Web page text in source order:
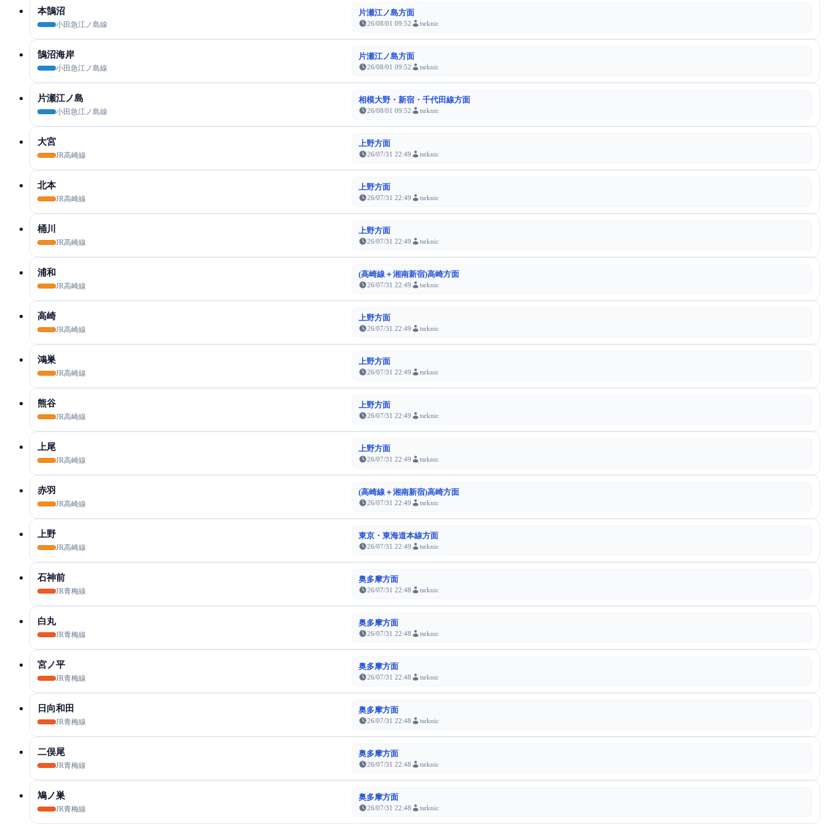
本鵠沼
小田急江ノ島線
片瀬江ノ島方面
26/08/01 09:52 tsrknic
鵠沼海岸
小田急江ノ島線
片瀬江ノ島方面
26/08/01 09:52 tsrknic
片瀬江ノ島
小田急江ノ島線
相模大野・新宿・千代田線方面
26/08/01 09:52 tsrknic
大宮
JR高崎線
上野方面
26/07/31 22:49 tsrknic
北本
JR高崎線
上野方面
26/07/31 22:49 tsrknic
桶川
JR高崎線
上野方面
26/07/31 22:49 tsrknic
浦和
JR高崎線
(高崎線＋湘南新宿)高崎方面
26/07/31 22:49 tsrknic
高崎
JR高崎線
上野方面
26/07/31 22:49 tsrknic
鴻巣
JR高崎線
上野方面
26/07/31 22:49 tsrknic
熊谷
JR高崎線
上野方面
26/07/31 22:49 tsrknic
上尾
JR高崎線
上野方面
26/07/31 22:49 tsrknic
赤羽
JR高崎線
(高崎線＋湘南新宿)高崎方面
26/07/31 22:49 tsrknic
上野
JR高崎線
東京・東海道本線方面
26/07/31 22:49 tsrknic
石神前
JR青梅線
奥多摩方面
26/07/31 22:48 tsrknic
白丸
JR青梅線
奥多摩方面
26/07/31 22:48 tsrknic
宮ノ平
JR青梅線
奥多摩方面
26/07/31 22:48 tsrknic
日向和田
JR青梅線
奥多摩方面
26/07/31 22:48 tsrknic
二俣尾
JR青梅線
奥多摩方面
26/07/31 22:48 tsrknic
鳩ノ巣
JR青梅線
奥多摩方面
26/07/31 22:48 tsrknic